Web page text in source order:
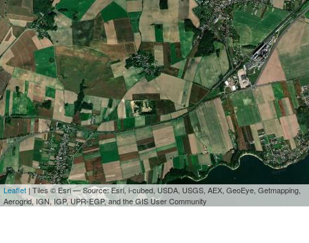
Leaflet | Tiles © Esri — Source: Esri, i-cubed, USDA, USGS, AEX, GeoEye, Getmapping,
Aerogrid, IGN, IGP, UPR-EGP, and the GIS User Community